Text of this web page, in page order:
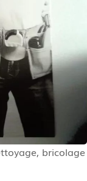
bricolage